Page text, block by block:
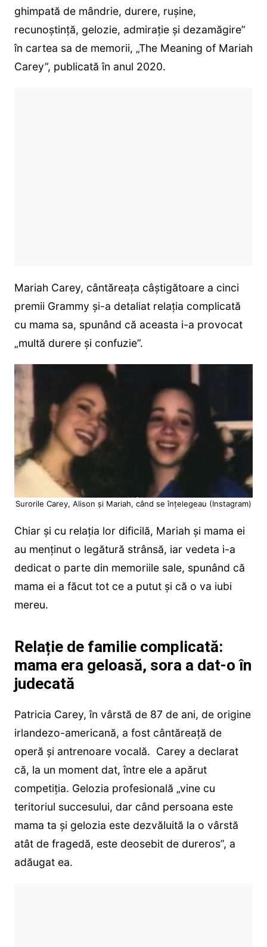
ghimpată de mândrie, durere, rușine,
recunoștință, gelozie, admirație și dezamăgire”
în cartea sa de memorii, „The Meaning of Mariah
Carey”, publicată în anul 2020.
Mariah Carey, cântăreața câștigătoare a cinci
premii Grammy şi-a detaliat relaţia complicată
cu mama sa, spunând că aceasta i-a provocat
„multă durere şi confuzie”.
Surorile Carey, Alison și Mariah, când se înțelegeau (Instagram)
Chiar și cu relația lor dificilă, Mariah și mama ei
au menținut o legătură strânsă, iar vedeta i-a
dedicat o parte din memoriile sale, spunând că
mama ei a făcut tot ce a putut și că o va iubi
mereu.
Relație de familie complicată:
mama era geloasă, sora a dat-o în
judecată
Patricia Carey, în vârstă de 87 de ani, de origine
irlandezo-americană, a fost cântăreață de
operă şi antrenoare vocală. Carey a declarat
că, la un moment dat, între ele a apărut
competiția. Gelozia profesională „vine cu
teritoriul succesului, dar când persoana este
mama ta şi gelozia este dezvăluită la o vârstă
atât de fragedă, este deosebit de dureros”, a
adăugat ea.